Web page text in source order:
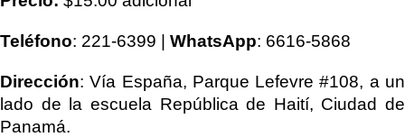
Teléfono: 221-6399 | WhatsApp: 6616-5868
Dirección: Vía España, Parque Lefevre #108, a un
lado de la escuela República de Haití, Ciudad de
Panamá.